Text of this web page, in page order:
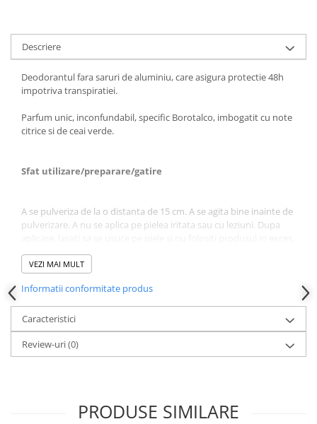
Descriere
Deodorantul fara saruri de aluminiu, care asigura protectie 48h
impotriva transpiratiei.
Parfum unic, inconfundabil, specific Borotalco, imbogatit cu note
citrice si de ceai verde.
Sfat utilizare/preparare/gatire
A se pulveriza de la o distanta de 15 cm. A se agita bine inainte de
pulverizare. A nu se aplica pe pielea iritata sau cu leziuni. Dupa
VEZI MAI MULT
Informatii conformitate produs
Caracteristici
Review-uri(0)
PRODUSE SIMILARE